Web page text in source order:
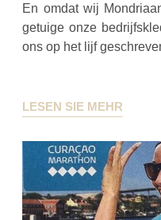
En omdat wij
getuige onze
ons op het lijf
LESEN SIE MEHR